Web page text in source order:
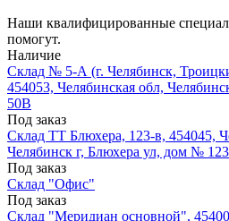
Наши квалифицированные
помогут.
Наличие
Склад № 5-А (г. Челябинск,
454053, Челябинская обл,
50В
Под заказ
Склад ТТ Блюхера, 123-в, 454045,
Челябинск г, Блюхера ул, дом №
Под заказ
Склад "Офис"
Под заказ
Склад "Меридиан основной",